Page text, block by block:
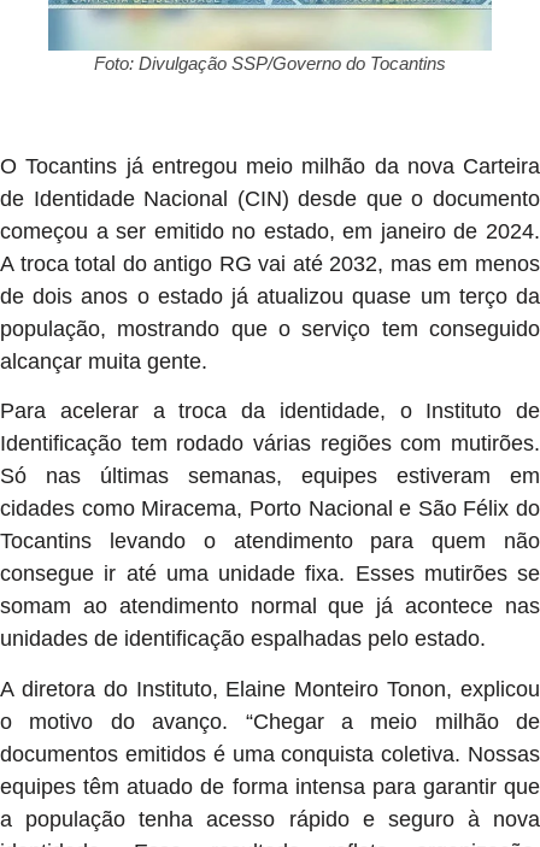
Foto: Divulgação SSP/Governo do Tocantins
O Tocantins já entregou meio milhão da nova Carteira
de Identidade Nacional (CIN) desde que o documento
começou a ser emitido no estado, em janeiro de 2024.
A troca total do antigo RG vai até 2032, mas em menos
de dois anos o estado já atualizou quase um terço da
população, mostrando que o serviço tem conseguido
alcançar muita gente.
Para acelerar a troca da identidade, o Instituto de
Identificação tem rodado várias regiões com mutirões.
Só nas últimas semanas, equipes estiveram em
cidades como Miracema, Porto Nacional e São Félix do
Tocantins levando o atendimento para quem não
consegue ir até uma unidade fixa. Esses mutirões se
somam ao atendimento normal que já acontece nas
unidades de identificação espalhadas pelo estado.
A diretora do Instituto, Elaine Monteiro Tonon, explicou
o motivo do avanço. “Chegar a meio milhão de
documentos emitidos é uma conquista coletiva. Nossas
equipes têm atuado de forma intensa para garantir que
a população tenha acesso rápido e seguro à nova